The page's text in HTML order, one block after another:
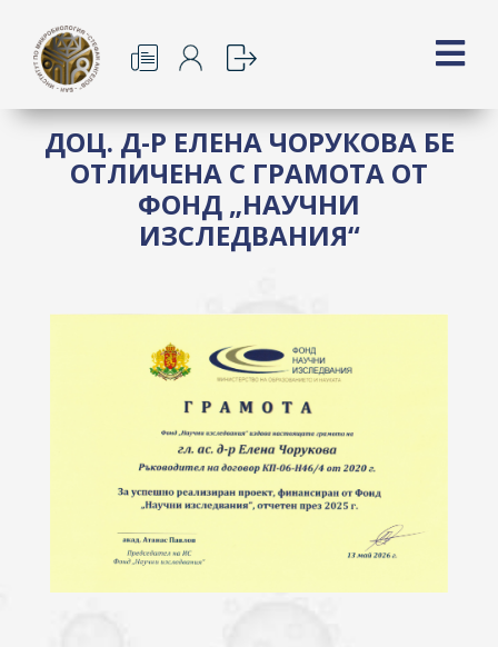
ДОЦ. Д-Р ЕЛЕНА ЧОРУКОВА БЕ
ОТЛИЧЕНА С ГРАМОТА ОТ
ФОНД „НАУЧНИ
ИЗСЛЕДВАНИЯ“